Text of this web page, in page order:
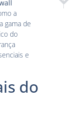
a
gama de
do
e
do